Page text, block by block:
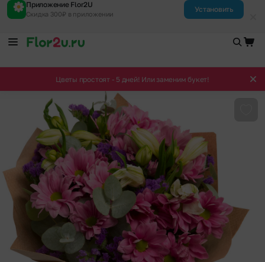
Приложение Flor2U
Скидка 300₽ в приложении
Установить
Цветы простоят - 5 дней! Или заменим букет!